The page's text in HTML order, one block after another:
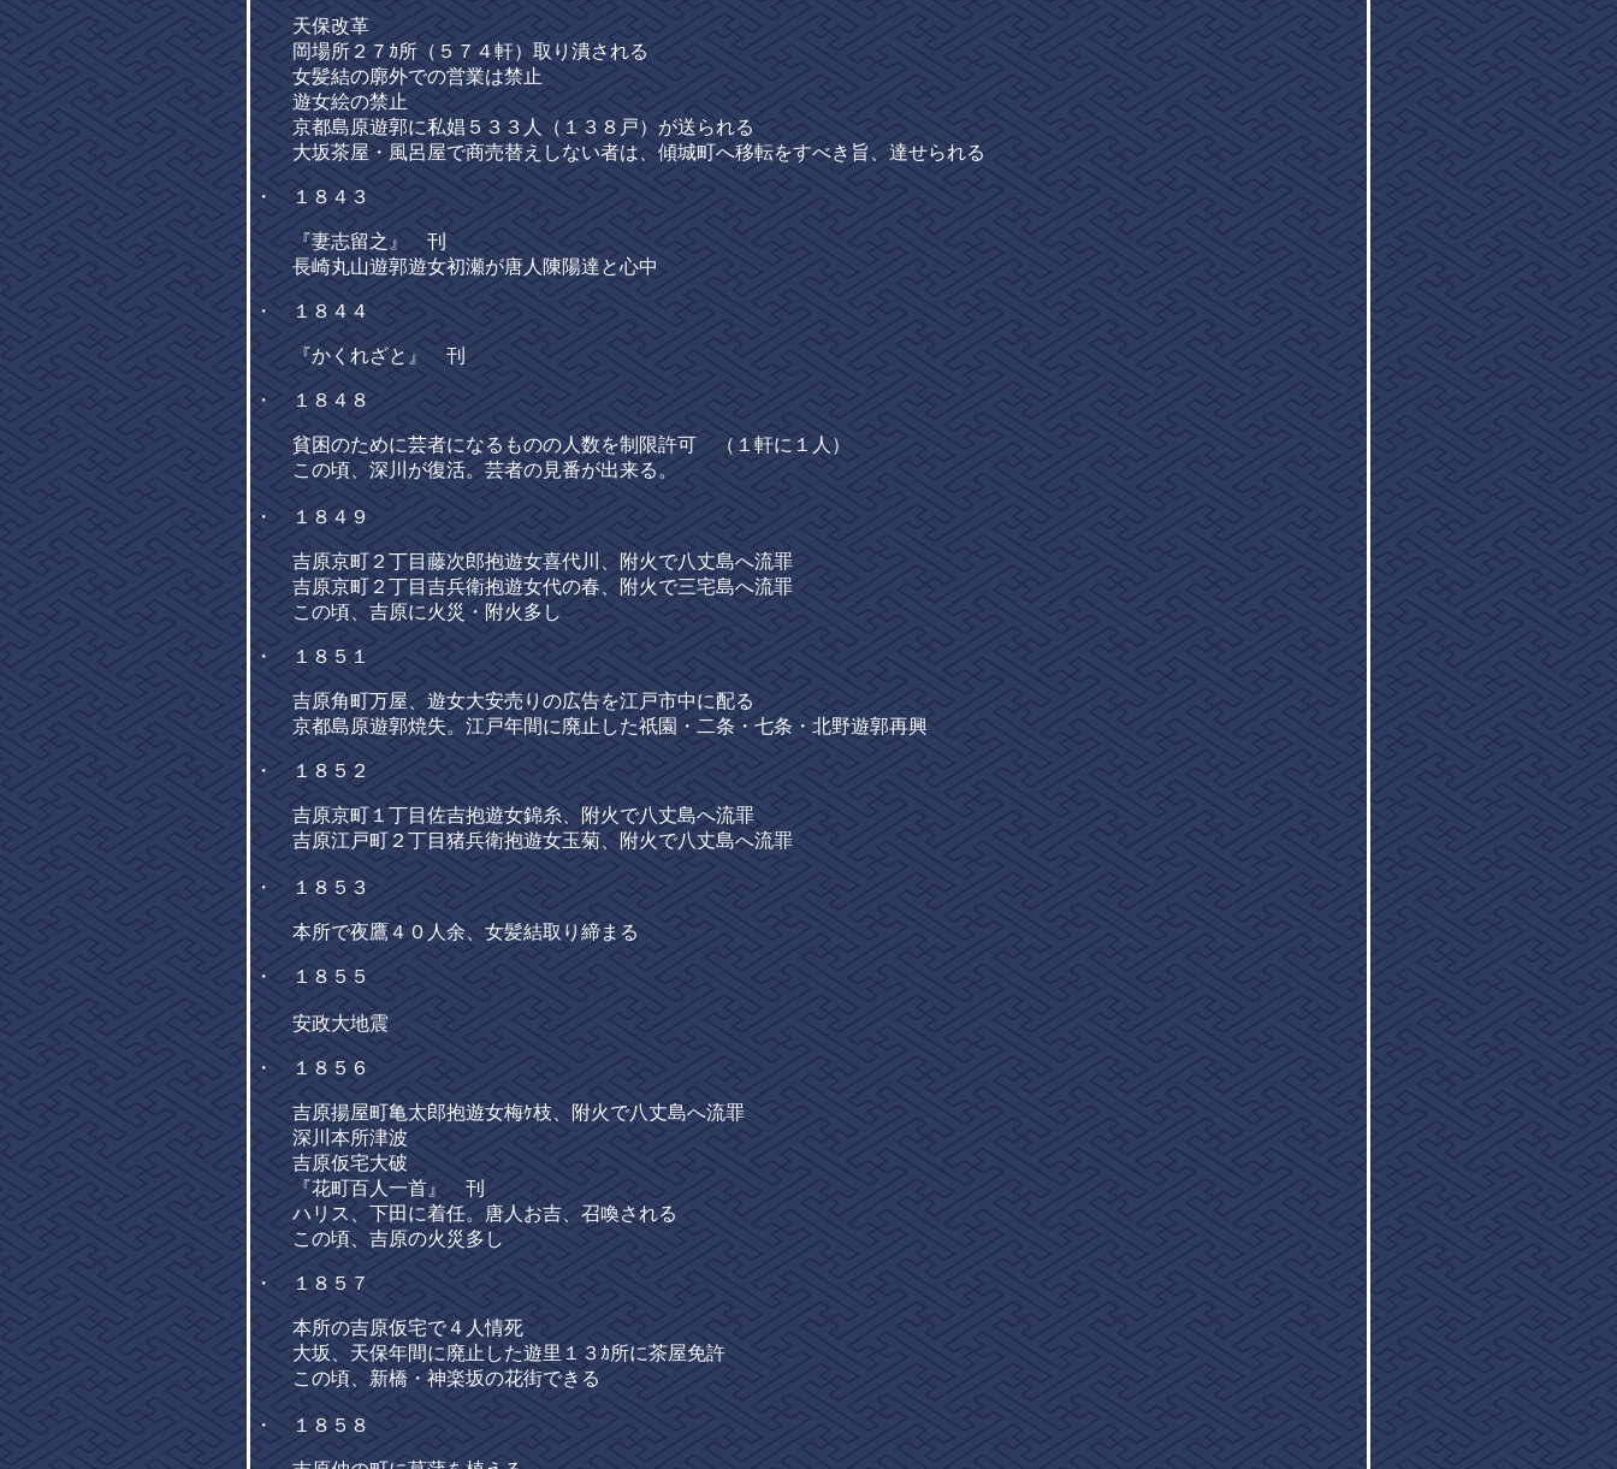
天保改革
岡場所２７ｶ所（５７４軒）取り潰される
女髪結の廓外での営業は禁止
遊女絵の禁止
京都島原遊郭に私娼５３３人（１３８戸）が送られる
大坂茶屋・風呂屋で商売替えしない者は、傾城町へ移転をすべき旨、達せられる
・ １８４３
『妻志留之』 刊
長崎丸山遊郭遊女初瀬が唐人陳陽達と心中
・ １８４４
『かくれざと』 刊
・ １８４８
貧困のために芸者になるものの人数を制限許可 （１軒に１人）
この頃、深川が復活。芸者の見番が出来る。
・ １８４９
吉原京町２丁目藤次郎抱遊女喜代川、附火で八丈島へ流罪
吉原京町２丁目吉兵衛抱遊女代の春、附火で三宅島へ流罪
この頃、吉原に火災・附火多し
・ １８５１
吉原角町万屋、遊女大安売りの広告を江戸市中に配る
京都島原遊郭焼失。江戸年間に廃止した祇園・二条・七条・北野遊郭再興
・ １８５２
吉原京町１丁目佐吉抱遊女錦糸、附火で八丈島へ流罪
吉原江戸町２丁目猪兵衛抱遊女玉菊、附火で八丈島へ流罪
・ １８５３
本所で夜鷹４０人余、女髪結取り締まる
・ １８５５
安政大地震
・ １８５６
吉原揚屋町亀太郎抱遊女梅ｹ枝、附火で八丈島へ流罪
深川本所津波
吉原仮宅大破
『花町百人一首』 刊
ハリス、下田に着任。唐人お吉、召喚される
この頃、吉原の火災多し
・ １８５７
本所の吉原仮宅で４人情死
大坂、天保年間に廃止した遊里１３ｶ所に茶屋免許
この頃、新橋・神楽坂の花街できる
・ １８５８